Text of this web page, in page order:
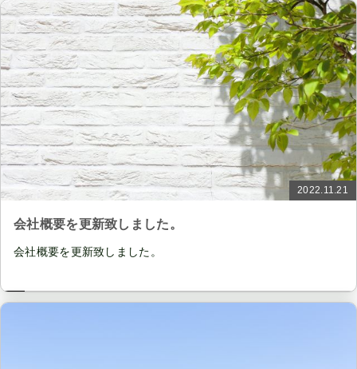
2022.11.21
会社概要を更新致しました。
会社概要を更新致しました。